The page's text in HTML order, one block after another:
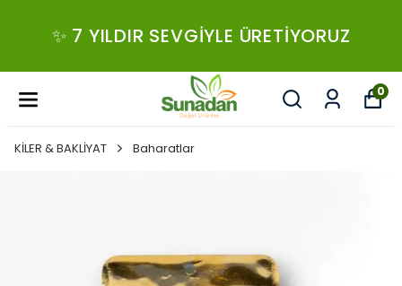
✨ 7 YILDIR SEVGIYLE ÜRETIYORUZ
0
KİLER & BAKLİYAT Baharatlar